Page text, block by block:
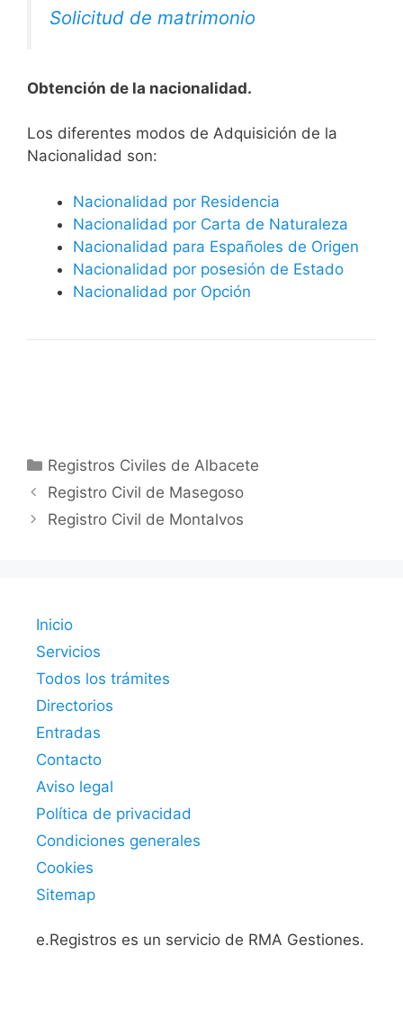
Solicitud de matrimonio
Obtención de la nacionalidad.
​​​Los diferentes modos de Adquisición de la
Nacionalidad son:
Nacionalidad por Residencia
Nacionalidad por Carta de Naturaleza
Nacionalidad para Españoles de Origen
Nacionalidad por posesión de Estado
Nacionalidad por Opción
Categorías
Registros Civiles de Albacete
Registro Civil de Masegoso
Registro Civil de Montalvos
Inicio
Servicios
Todos los trámites
Directorios
Entradas
Contacto
Aviso legal
Política de privacidad
Condiciones generales
Cookies
Sitemap
e.Registros es un servicio de RMA Gestiones.